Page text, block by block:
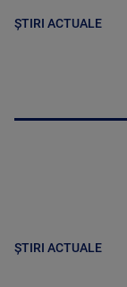
ȘTIRI ACTUALE
ȘTIRI ACTUALE